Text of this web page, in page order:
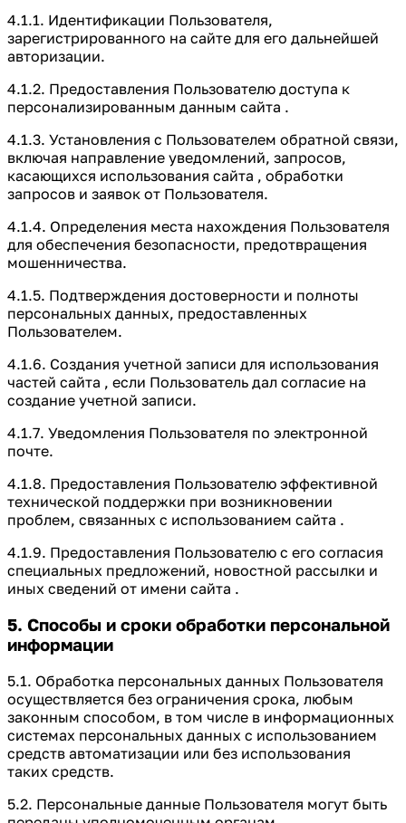
4.1.1. Идентификации Пользователя,
зарегистрированного на сайте для его дальнейшей
авторизации.
4.1.2. Предоставления Пользователю доступа к
персонализированным данным сайта .
4.1.3. Установления с Пользователем обратной связи,
включая направление уведомлений, запросов,
касающихся использования сайта , обработки
запросов и заявок от Пользователя.
4.1.4. Определения места нахождения Пользователя
для обеспечения безопасности, предотвращения
мошенничества.
4.1.5. Подтверждения достоверности и полноты
персональных данных, предоставленных
Пользователем.
4.1.6. Создания учетной записи для использования
частей сайта , если Пользователь дал согласие на
создание учетной записи.
4.1.7. Уведомления Пользователя по электронной
почте.
4.1.8. Предоставления Пользователю эффективной
технической поддержки при возникновении
проблем, связанных с использованием сайта .
4.1.9. Предоставления Пользователю с его согласия
специальных предложений, новостной рассылки и
иных сведений от имени сайта .
5. Способы и сроки обработки персональной
информации
5.1. Обработка персональных данных Пользователя
осуществляется без ограничения срока, любым
законным способом, в том числе в информационных
системах персональных данных с использованием
средств автоматизации или без использования
таких средств.
5.2. Персональные данные Пользователя могут быть